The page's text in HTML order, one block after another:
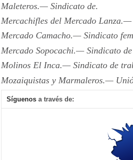
Maleteros.— Sindicato de.
Mercachifles del Mercado
Mercado Camacho.— Sindicato
Mercado Sopocachi.— Sindicato
Molinos El Inca.— Sindicato de
Mozaiquistas y Marmaleros.—
Síguenos a través de: